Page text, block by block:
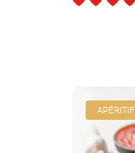
APÉRITIF